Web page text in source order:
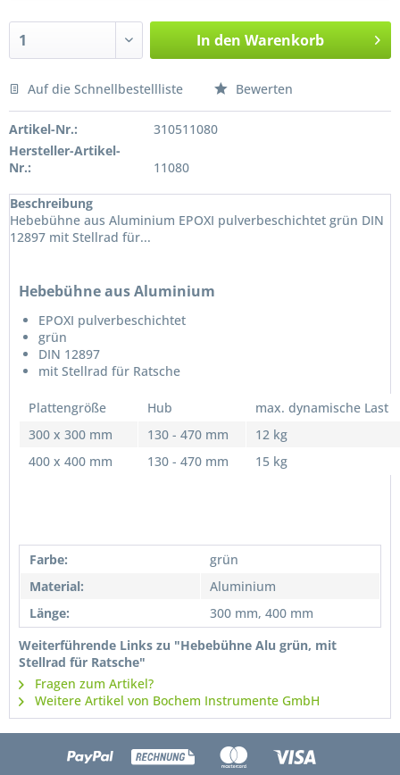
In den Warenkorb
Preis anfragen
verstanden und stimme zu. *
Mit * gekennzeichnete Felder sind Pflichtfelder.
Senden
Auf die Schnellbestellliste Bewerten
Artikel-Nr.:
310511080
Hersteller-Artikel-
Nr.:
11080
Beschreibung
Hebebühne aus Aluminium EPOXI pulverbeschichtet grün DIN
12897 mit Stellrad für...
Hebebühne aus Aluminium
EPOXI pulverbeschichtet
grün
DIN 12897
mit Stellrad für Ratsche
Plattengröße Hub
max. dynamische Last
300 x 300 mm
130 - 470 mm
12 kg
400 x 400 mm
130 - 470 mm 15 kg
Farbe:
grün
Material:
Aluminium
Länge:
300 mm, 400 mm
Weiterführende Links zu "Hebebühne Alu grün, mit
Stellrad für Ratsche"
Fragen zum Artikel?
Weitere Artikel von Bochem Instrumente GmbH